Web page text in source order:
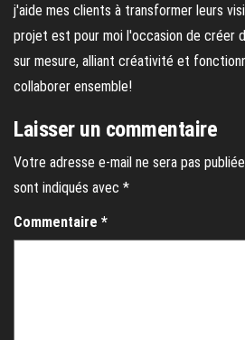
j'aide mes clients à transformer leurs
projet est pour moi l'occasion de créer
sur mesure, alliant créativité et
collaborer ensemble!
Laisser un commentaire
Votre adresse e-mail ne sera pas
sont indiqués avec *
Commentaire *